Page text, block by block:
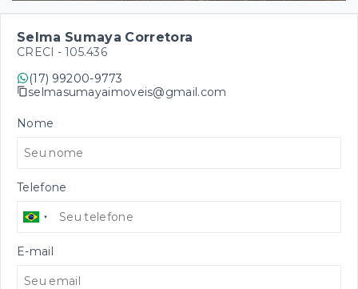
Selma Sumaya Corretora
CRECI - 105.436
(17) 99200-9773
selmasumayaimoveis@gmail.com
Nome
Telefone
E-mail